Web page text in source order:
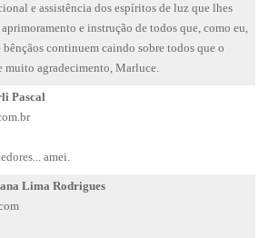
e assistência dos espíritos de luz que lhes
e instrução de todos que, como eu,
continuem caindo sobre todos que o
muito agradecimento, Marluce.
Pascal
amei.
Lima Rodrigues